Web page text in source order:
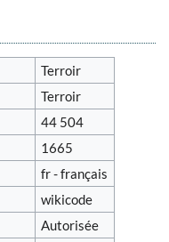
Terroir
Terroir
44 504
1665
fr - français
wikicode
Autorisée